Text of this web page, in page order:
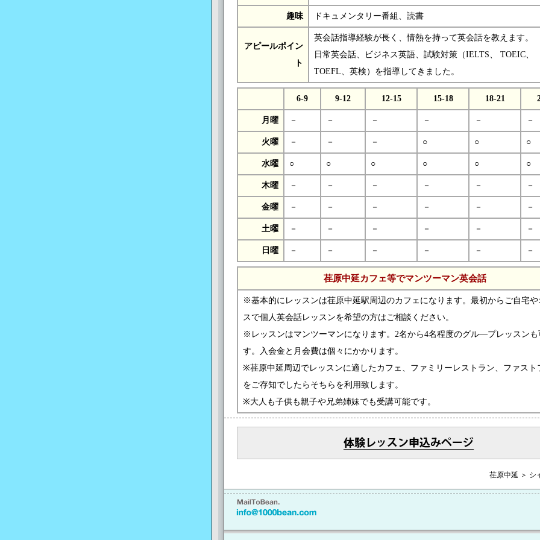
趣味 ドキュメンタリー番組、読書
アピールポイン
ト
英会話指導経験が長く、情熱を持って英会話を教えます。
日常英会話、ビジネス英語、試験対策（IELTS、 TOEIC、
TOEFL、英検）を指導してきました。
6-9 9-12 12-15 15-18 18-21
月曜 － － － － － －
火曜 － － － ○ ○ ○
水曜 ○ ○ ○ ○ ○ ○
木曜 － － － － － －
金曜 － － － － － －
土曜 － － － － － －
日曜 － － － － － －
荏原中延カフェ等でマンツーマン英会話
※基本的にレッスンは荏原中延駅周辺のカフェになります。最初からご自宅や
スで個人英会話レッスンを希望の方はご相談ください。
※レッスンはマンツーマンになります。2名から4名程度のグル―プレッスンも
す。入会金と月会費は個々にかかります。
※荏原中延周辺でレッスンに適したカフェ、ファミリーレストラン、ファスト
をご存知でしたらそちらを利用致します。
※大人も子供も親子や兄弟姉妹でも受講可能です。
荏原中延 ＞ シ